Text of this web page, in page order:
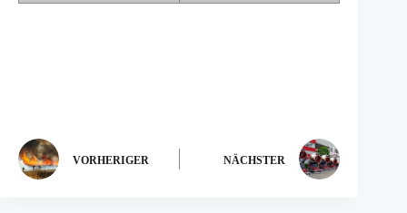
VORHERIGER NÄCHSTER